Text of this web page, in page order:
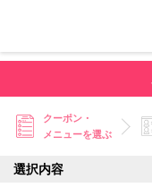
クーポン・
メニューを選ぶ
選択内容